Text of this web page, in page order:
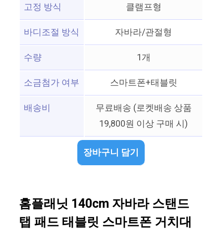
고정 방식
클램프형
바디조절 방식
자바라/관절형
수량
1개
소금첨가 여부
스마트폰+태블릿
배송비
무료배송 (로켓배송 상품
19,800원 이상 구매 시)
장바구니 담기
홈플래닛 140cm 자바라 스탠드
탭 패드 태블릿 스마트폰 거치대